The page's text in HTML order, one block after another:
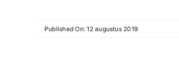
Published On: 12 augustus 2019